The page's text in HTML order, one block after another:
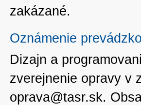
zakázané.
Oznámenie
Dizajn a
zverejnenie opravy v
oprava@tasr.sk.